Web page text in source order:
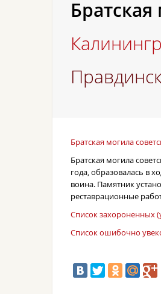
Братская могила
Братская могила
года, образовалась в
воина. Памятник
реставрационные
Список захороненных
Список ошибочно